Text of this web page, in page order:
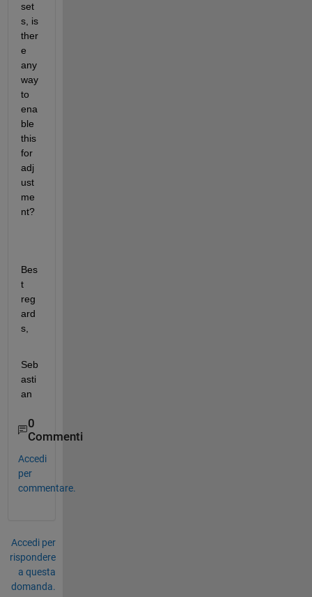
set
s, is
ther
e
any
way
to
ena
ble
this
for
adj
ust
me
nt?
Bes
t
reg
ard
s,
Seb
asti
an
0
Commenti
Accedi
per
commentare.
Accedi per
rispondere
a questa
domanda.